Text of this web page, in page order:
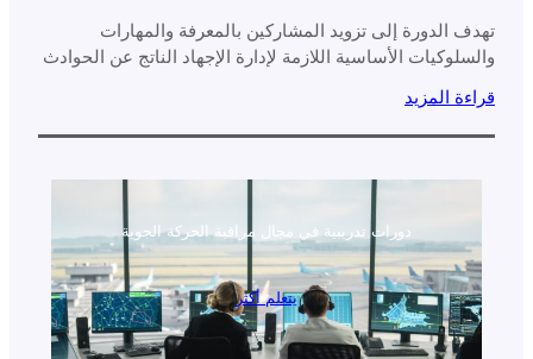
تهدف الدورة إلى تزويد المشاركين بالمعرفة والمهارات
والسلوكيات الأساسية اللازمة لإدارة الإجهاد الناتج عن الحوادث
قراءة المزيد
دورات تدريبية في مجال مراقبة الحركة الجوية
يتعلم أكثر